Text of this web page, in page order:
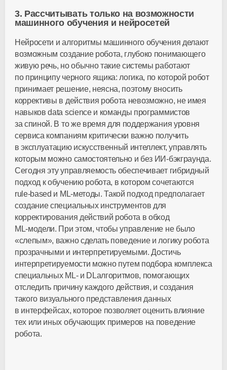
3. Рассчитывать только на возможности
машинного обучения и нейросетей
Нейросети и алгоритмы машинного обучения делают
возможным создание робота, глубоко понимающего
живую речь, но обычно такие системы работают
по принципу черного ящика: логика, по которой робот
принимает решение, неясна, поэтому вносить
коррективы в действия робота невозможно, не имея
навыков data science и команды программистов
за спиной. В то же время для поддержания уровня
сервиса компаниям критически важно получить
в эксплуатацию искусственный интеллект, управлять
которым можно самостоятельно и без ИИ-бэкграунда.
Сегодня эту управляемость обеспечивает гибридный
подход к обучению робота, в котором сочетаются
rule-based и ML-методы. Такой подход предполагает
создание специальных инструментов для
корректирования действий робота в обход
ML-модели. При этом, чтобы управление не было
«слепым», важно сделать поведение и логику робота
прозрачными и интерпретируемыми. Достичь
интерпретируемости можно путем подбора комплекса
специальных ML- и DLалгоритмов, помогающих
отследить причину каждого действия, и создания
такого визуального представления данных
в интерфейсах, которое позволяет оценить влияние
тех или иных обучающих примеров на поведение
робота.